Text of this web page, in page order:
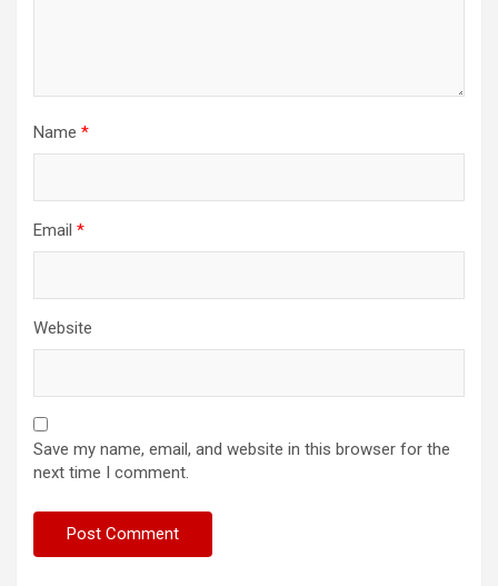
Name *
Email *
Website
Save my name, email, and website in this browser for the
next time I comment.